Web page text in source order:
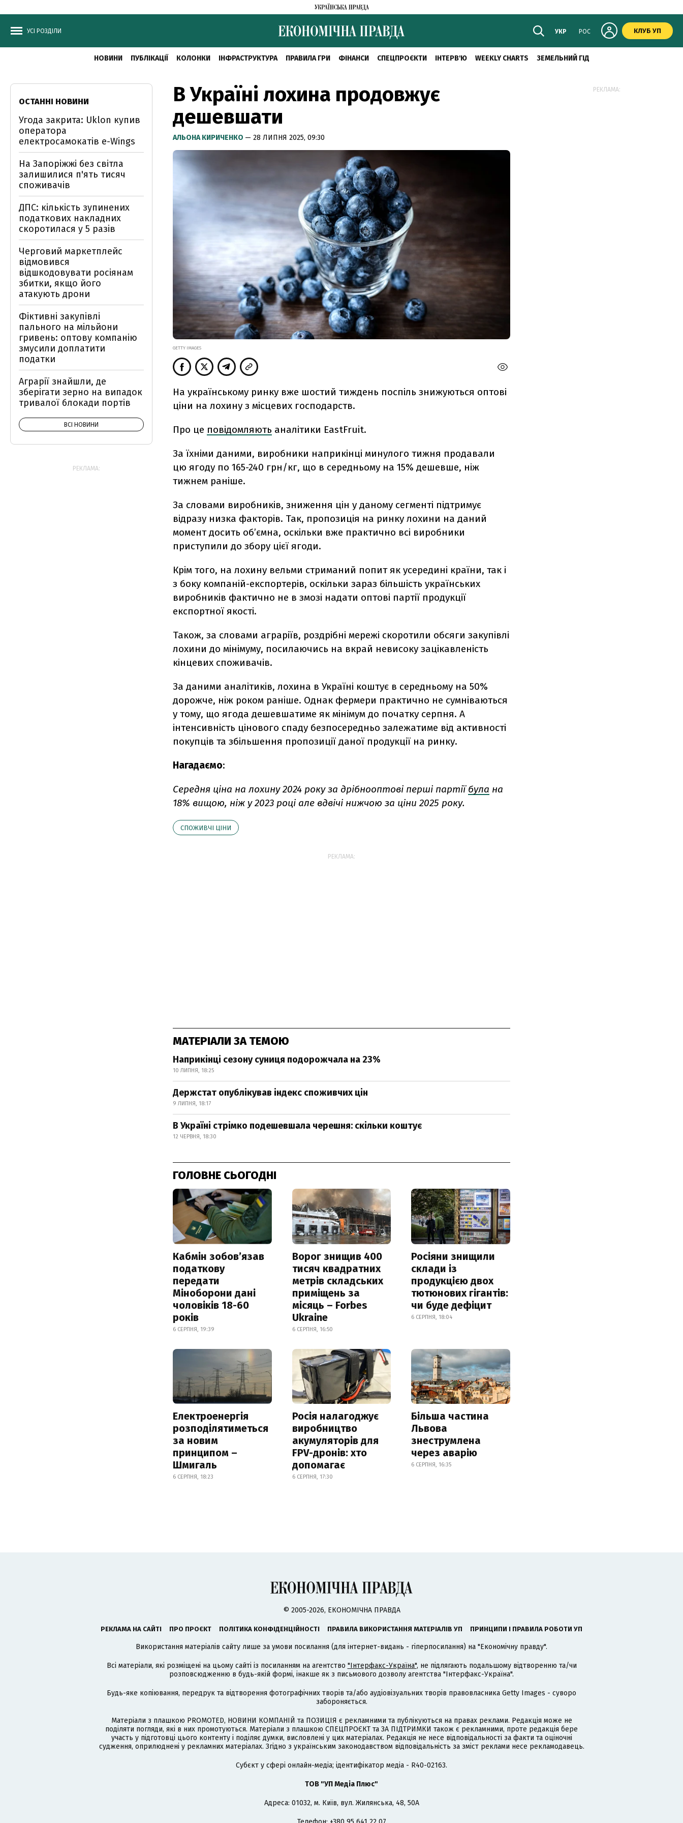
УСІ РОЗДІЛИ УКР РОС КЛУБ УП
НОВИНИ ПУБЛІКАЦІЇ КОЛОНКИ ІНФРАСТРУКТУРА ПРАВИЛА ГРИ ФІНАНСИ СПЕЦПРОЄКТИ ІНТЕРВ'Ю WEEKLY CHARTS ЗЕМЕЛЬНИЙ ГІД
В Україні лохина продовжує
дешевшати
АЛЬОНА КИРИЧЕНКО — 28 ЛИПНЯ 2025, 09:30
GETTY IMAGES
На українському ринку вже шостий тиждень поспіль знижуються оптові
ціни на лохину з місцевих господарств.
Про це повідомляють аналітики EastFruit.
За їхніми даними, виробники наприкінці минулого тижня продавали
цю ягоду по 165-240 грн/кг, що в середньому на 15% дешевше, ніж
тижнем раніше.
За словами виробників, зниження цін у даному сегменті підтримує
відразу низка факторів. Так, пропозиція на ринку лохини на даний
момент досить об’ємна, оскільки вже практично всі виробники
приступили до збору цієї ягоди.
Крім того, на лохину вельми стриманий попит як усередині країни, так і
з боку компаній-експортерів, оскільки зараз більшість українських
виробників фактично не в змозі надати оптові партії продукції
експортної якості.
Також, за словами аграріїв, роздрібні мережі скоротили обсяги закупівлі
лохини до мінімуму, посилаючись на вкрай невисоку зацікавленість
кінцевих споживачів.
За даними аналітиків, лохина в Україні коштує в середньому на 50%
дорожче, ніж роком раніше. Однак фермери практично не сумніваються
у тому, що ягода дешевшатиме як мінімум до початку серпня. А
інтенсивність цінового спаду безпосередньо залежатиме від активності
покупців та збільшення пропозиції даної продукції на ринку.
Нагадаємо:
Cередня ціна на лохину 2024 року за дрібнооптові перші партіїбула на
18% вищою, ніж у 2023 році але вдвічі нижчою за ціни 2025 року.
СПОЖИВЧІ ЦІНИ
РЕКЛАМА:
МАТЕРІАЛИ ЗА ТЕМОЮ
Наприкінці сезону суниця подорожчала на 23%
10 ЛИПНЯ, 18:25
Держстат опублікував індекс споживчих цін
9 ЛИПНЯ, 18:17
В Україні стрімко подешевшала черешня: скільки коштує
12 ЧЕРВНЯ, 18:30
ГОЛОВНЕ СЬОГОДНІ
Кабмін зобовʼязав
податкову
передати
Міноборони дані
чоловіків 18-60
років
6 СЕРПНЯ, 19:39
Ворог знищив 400
тисяч квадратних
метрів складських
приміщень за
місяць – Forbes
Ukraine
6 СЕРПНЯ, 16:50
Росіяни знищили
склади із
продукцією двох
тютюнових гігантів:
чи буде дефіцит
6 СЕРПНЯ, 18:04
Електроенергія
розподілятиметься
за новим
принципом –
Шмигаль
6 СЕРПНЯ, 18:23
Росія налагоджує
виробництво
акумуляторів для
FPV-дронів: хто
допомагає
6 СЕРПНЯ, 17:30
Більша частина
Львова
знеструмлена
через аварію
6 СЕРПНЯ, 16:35
ОСТАННІ НОВИНИ
Угода закрита: Uklon купив
оператора
електросамокатів e-Wings
На Запоріжжі без світла
залишилися п'ять тисяч
споживачів
ДПС: кількість зупинених
податкових накладних
скоротилася у 5 разів
Черговий маркетплейс
відмовився
відшкодовувати росіянам
збитки, якщо його
атакують дрони
Фіктивні закупівлі
пального на мільйони
гривень: оптову компанію
змусили доплатити
податки
Аграрії знайшли, де
зберігати зерно на випадок
тривалої блокади портів
ВСІ НОВИНИ
РЕКЛАМА:
РЕКЛАМА:
© 2005-2026, ЕКОНОМІЧНА ПРАВДА
РЕКЛАМА НА САЙТІ ПРО ПРОЄКТ ПОЛІТИКА КОНФІДЕНЦІЙНОСТІ ПРАВИЛА ВИКОРИСТАННЯ МАТЕРІАЛІВ УП ПРИНЦИПИ І ПРАВИЛА РОБОТИ УП
Використання матеріалів сайту лише за умови посилання (для інтернет-видань - гіперпосилання) на "Економічну правду".
Всі матеріали, які розміщені на цьому сайті із посиланням на агентство "Інтерфакс-Україна", не підлягають подальшому відтворенню та/чи
розповсюдженню в будь-якій формі, інакше як з письмового дозволу агентства "Інтерфакс-Україна".
Будь-яке копіювання, передрук та відтворення фотографічних творів та/або аудіовізуальних творів правовласника Getty Images - суворо
забороняється.
Матеріали з плашкою PROMOTED, НОВИНИ КОМПАНІЙ та ПОЗИЦІЯ є рекламними та публікуються на правах реклами. Редакція може не
поділяти погляди, які в них промотуються. Матеріали з плашкою СПЕЦПРОЄКТ та ЗА ПІДТРИМКИ також є рекламними, проте редакція бере
участь у підготовці цього контенту і поділяє думки, висловлені у цих матеріалах. Редакція не несе відповідальності за факти та оціночні
судження, оприлюднені у рекламних матеріалах. Згідно з українським законодавством відповідальність за зміст реклами несе рекламодавець.
Cубєкт у сфері онлайн-медіа; ідентифікатор медіа - R40-02163.
ТОВ "УП Медіа Плюс"
Адреса: 01032, м. Київ, вул. Жилянська, 48, 50А